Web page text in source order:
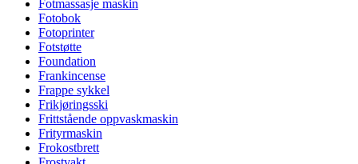
Fotmassasje maskin
Fotobok
Fotoprinter
Fotstøtte
Foundation
Frankincense
Frappe sykkel
Frikjøringsski
Frittstående oppvaskmaskin
Frityrmaskin
Frokostbrett